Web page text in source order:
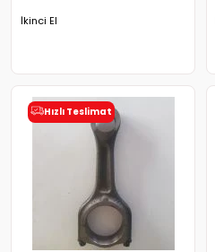
İkinci El
Hızlı Teslimat